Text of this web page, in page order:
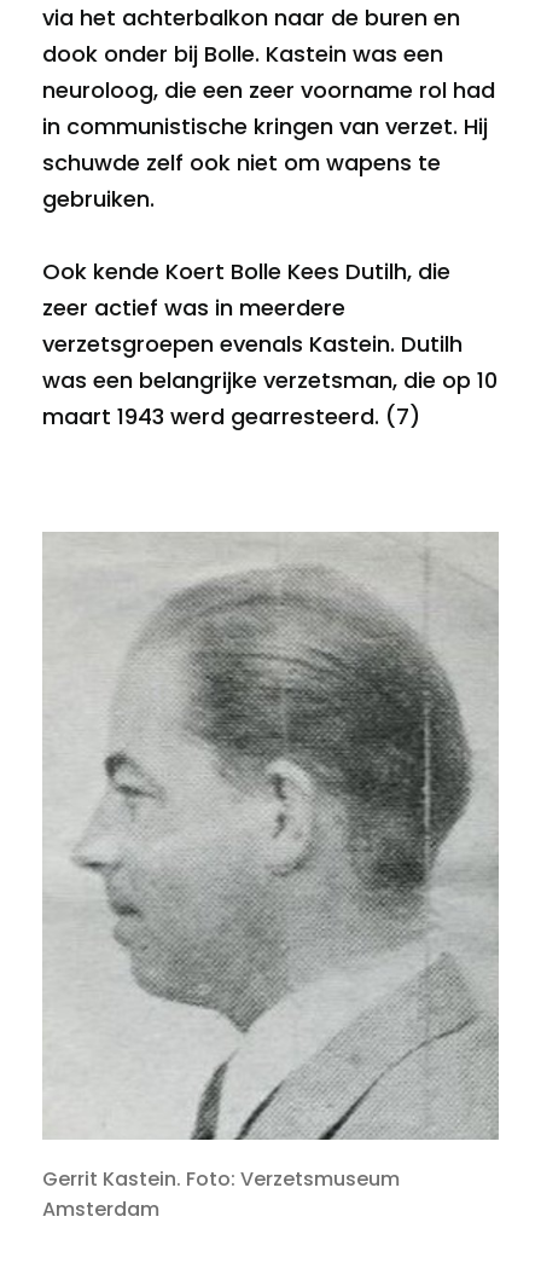
via het achterbalkon naar de buren en
dook onder bij Bolle. Kastein was een
neuroloog, die een zeer voorname rol had
in communistische kringen van verzet. Hij
schuwde zelf ook niet om wapens te
gebruiken.
Ook kende Koert Bolle Kees Dutilh, die
zeer actief was in meerdere
verzetsgroepen evenals Kastein. Dutilh
was een belangrijke verzetsman, die op 10
maart 1943 werd gearresteerd. (7)
Gerrit Kastein. Foto: Verzetsmuseum
Amsterdam